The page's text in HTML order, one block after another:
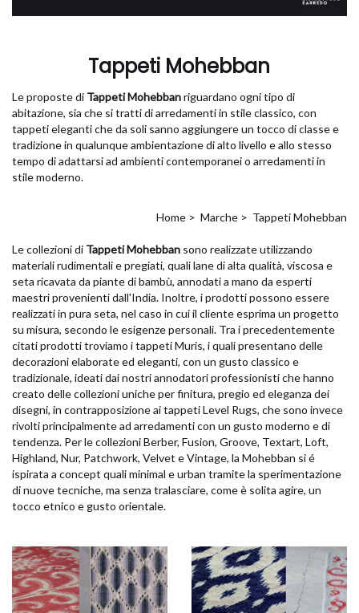
Tappeti Mohebban
Le proposte di Tappeti Mohebbanriguardano ogni tipo di
abitazione, sia che si tratti di arredamenti in stile classico, con
tappeti eleganti che da soli sanno aggiungere un tocco di classe e
tradizione in qualunque ambientazione di alto livello e allo stesso
tempo di adattarsi ad ambienti contemporanei o arredamenti in
stile moderno.
Tappeti Mohebban
Marche >
Home >
Le collezioni di Tappeti Mohebban sono realizzate utilizzando
materiali rudimentali e pregiati, quali lane di alta qualità, viscosa e
seta ricavata da piante di bambù, annodati a mano da esperti
maestri provenienti dall'India. Inoltre, i prodotti possono essere
realizzati in pura seta, nel caso in cui il cliente esprima un progetto
su misura, secondo le esigenze personali. Tra i precedentemente
citati prodotti troviamo i tappeti Muris, i quali presentano delle
decorazioni elaborate ed eleganti, con un gusto classico e
tradizionale, ideati dai nostri annodatori professionisti che hanno
creato delle collezioni uniche per finitura, pregio ed eleganza dei
disegni, in contrapposizione ai tappeti Level Rugs, che sono invece
rivolti principalmente ad arredamenti con un gusto moderno e di
tendenza. Per le collezioni Berber, Fusion, Groove, Textart, Loft,
Highland, Nur, Patchwork, Velvet e Vintage, la Mohebban si é
ispirata a concept quali minimal e urban tramite la sperimentazione
di nuove tecniche, ma senza tralasciare, come è solita agire, un
tocco etnico e gusto orientale.